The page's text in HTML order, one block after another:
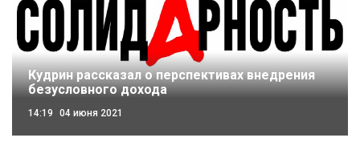
Кудрин рассказал о перспективах внедрения
безусловного дохода
14:19 04 июня 2021